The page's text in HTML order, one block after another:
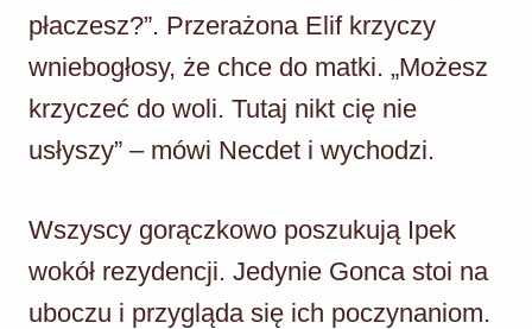
płaczesz?”. Przerażona Elif krzyczy
wniebogłosy, że chce do matki. „Możesz
krzyczeć do woli. Tutaj nikt cię nie
usłyszy” – mówi Necdet i wychodzi.
Wszyscy gorączkowo poszukują Ipek
wokół rezydencji. Jedynie Gonca stoi na
uboczu i przygląda się ich poczynaniom.